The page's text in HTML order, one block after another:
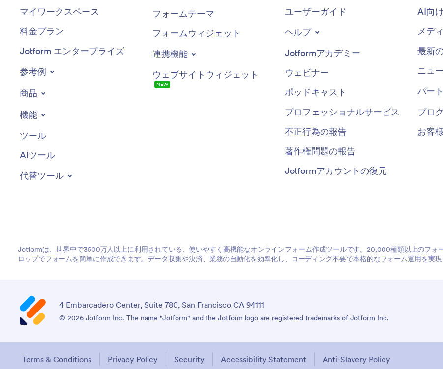
マイワークスペース
料金プラン
Jotform エンタープライズ
参考例
商品
機能
ツール
AIツール
代替ツール
フォームテーマ
フォームウィジェット
連携機能
ウェブサイトウィジェット
NEW
ユーザーガイド
ヘルプ
Jotformアカデミー
ウェビナー
ポッドキャスト
プロフェッショナルサービス
不正行為の報告
著作権問題の報告
Jotformアカウントの復元
AI向
メデ
最新
ニュ
パー
ブロ
お客
Jotformは、世界中で3500万人以上に利用されている、使いやすく高機能なオンラインフォーム作成ツールです。20,000種類以上のフォ
ロップでフォームを簡単に作成できます。データ収集や決済、業務の自動化を効率化し、コーディング不要で本格的なフォーム運用を実現
4 Embarcadero Center, Suite 780, San Francisco CA 94111
© 2026 Jotform Inc. The name "Jotform" and the Jotform logo are registered trademarks of Jotform Inc.
Terms & Conditions Privacy Policy Security Accessibility Statement Anti-Slavery Policy